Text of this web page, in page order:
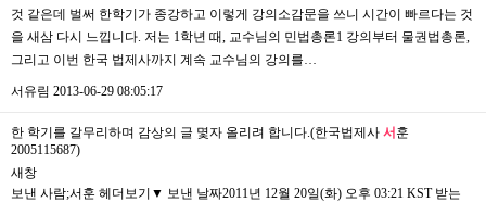
것 같은데 벌써 한학기가 종강하고 이렇게 강의소감문을 쓰니 시간이 빠르다는 것
을 새삼 다시 느낍니다. 저는 1학년 때, 교수님의 민법총론1 강의부터 물권법총론,
그리고 이번 한국 법제사까지 계속 교수님의 강의를…
서유림 2013-06-29 08:05:17
한 학기를 갈무리하며 감상의 글 몇자 올리려 합니다.(한국법제사 서 훈
2005115687)
새창
보낸 사람;서훈 헤더보기▼ 보낸 날짜2011년 12월 20일(화) 오후 03:21 KST 받는